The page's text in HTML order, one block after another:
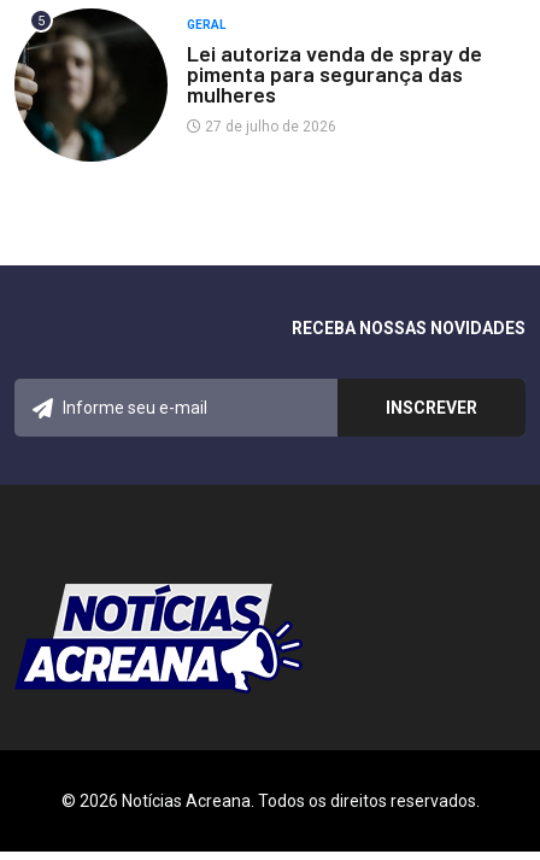
5 GERAL
Lei autoriza venda de spray de
pimenta para segurança das
mulheres
27 de julho de 2026
RECEBA NOSSAS NOVIDADES
© 2026 Notícias Acreana. Todos os direitos reservados.